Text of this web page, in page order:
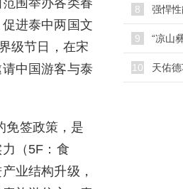
围举办各类春
进泰中两国文
级节日，在宋
中国游客与泰
免签政策，是
（5F：食
业结构升级，
8
9
天佑
10